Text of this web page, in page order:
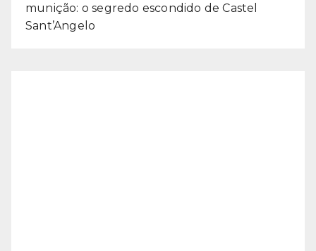
munição: o segredo escondido de Castel
Sant’Angelo